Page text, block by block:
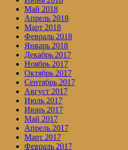
Май 2018
Апрель 2018
Март 2018
Февраль 2018
Январь 2018
Декабрь 2017
Ноябрь 2017
Октябрь 2017
Сентябрь 2017
Август 2017
Июль 2017
Июнь 2017
Май 2017
Апрель 2017
Март 2017
Февраль 2017